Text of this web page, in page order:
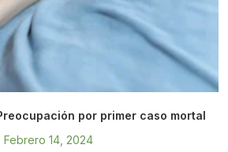
por primer caso mortal
Febrero 14, 2024